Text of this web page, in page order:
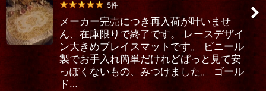
5件
メーカー完売につき再入荷が叶いませ
ん、在庫限りで終了です。 レースデザイ
ン大きめプレイスマットです。 ビニール
製でお手入れ簡単だけれどぱっと見て安
っぽくないもの、みつけました。 ゴール
ド…